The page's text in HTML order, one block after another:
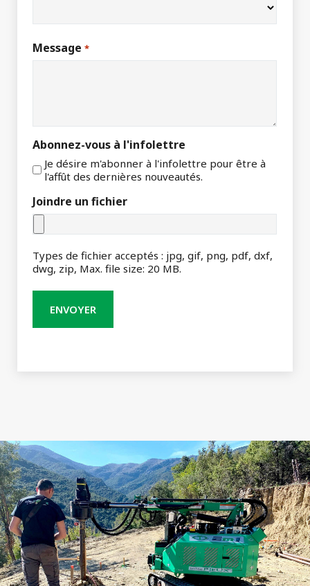
Message *
Abonnez-vous à l'infolettre
Je désire m'abonner à l'infolettre pour être à
l'affût des dernières nouveautés.
Joindre un fichier
Types de fichier acceptés : jpg, gif, png, pdf, dxf,
dwg, zip, Max. file size: 20 MB.